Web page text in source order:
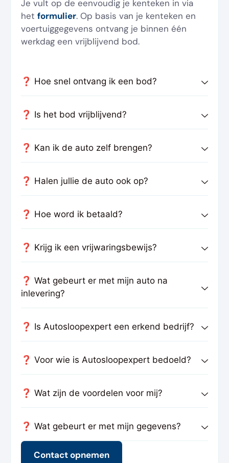
Je vult op de eenvoudig je kenteken in via
het formulier. Op basis van je kenteken en
voertuiggegevens ontvang je binnen één
werkdag een vrijblijvend bod.
❓ Hoe snel ontvang ik een bod?
❓ Is het bod vrijblijvend?
❓ Kan ik de auto zelf brengen?
❓ Halen jullie de auto ook op?
❓ Hoe word ik betaald?
❓ Krijg ik een vrijwaringsbewijs?
❓ Wat gebeurt er met mijn auto na
inlevering?
❓ Is Autosloopexpert een erkend bedrijf?
❓ Voor wie is Autosloopexpert bedoeld?
❓ Wat zijn de voordelen voor mij?
❓ Wat gebeurt er met mijn gegevens?
Contact opnemen